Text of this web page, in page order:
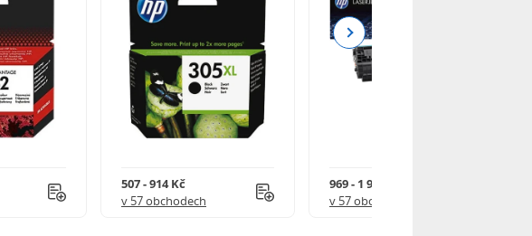
507 - 914 Kč
v 57 obchodech
969 - 1 918 Kč
v 57 obchodech
Next